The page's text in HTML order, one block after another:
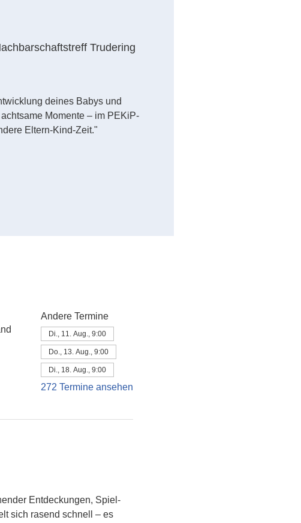
Trudering
deines Babys und
Momente – im PEKiP-
Eltern-Kind-Zeit."
Andere Termine
Di., 11. Aug., 9:00
Do., 13. Aug., 9:00
Di., 18. Aug., 9:00
272 Termine ansehen
Entdeckungen, Spiel-
sich rasend schnell – es